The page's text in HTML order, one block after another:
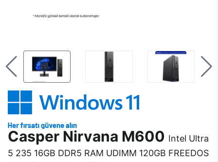
Casper Nirvana M600 Intel Ultra
5 235 16GB DDR5 RAM UDIMM 120GB FREEDOS